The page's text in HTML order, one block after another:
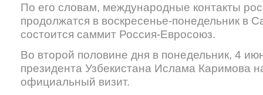
По его словам, международные контакты
продолжатся в воскресенье-понедельник в
состоится саммит Россия-Евросоюз.
Во второй половине дня в понедельник, 4
президента Узбекистана Ислама Каримова
официальный визит.